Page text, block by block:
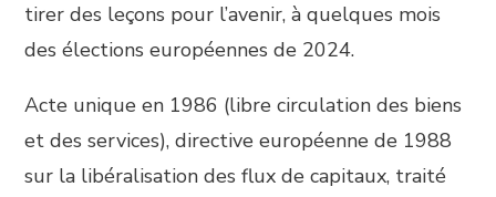
tirer des leçons pour l’avenir, à quelques mois
des élections européennes de 2024.
Acte unique en 1986 (libre circulation des biens
et des services), directive européenne de 1988
sur la libéralisation des flux de capitaux, traité